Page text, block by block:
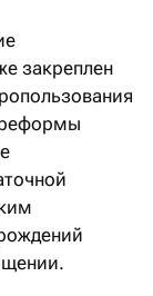
закреплен
реформы